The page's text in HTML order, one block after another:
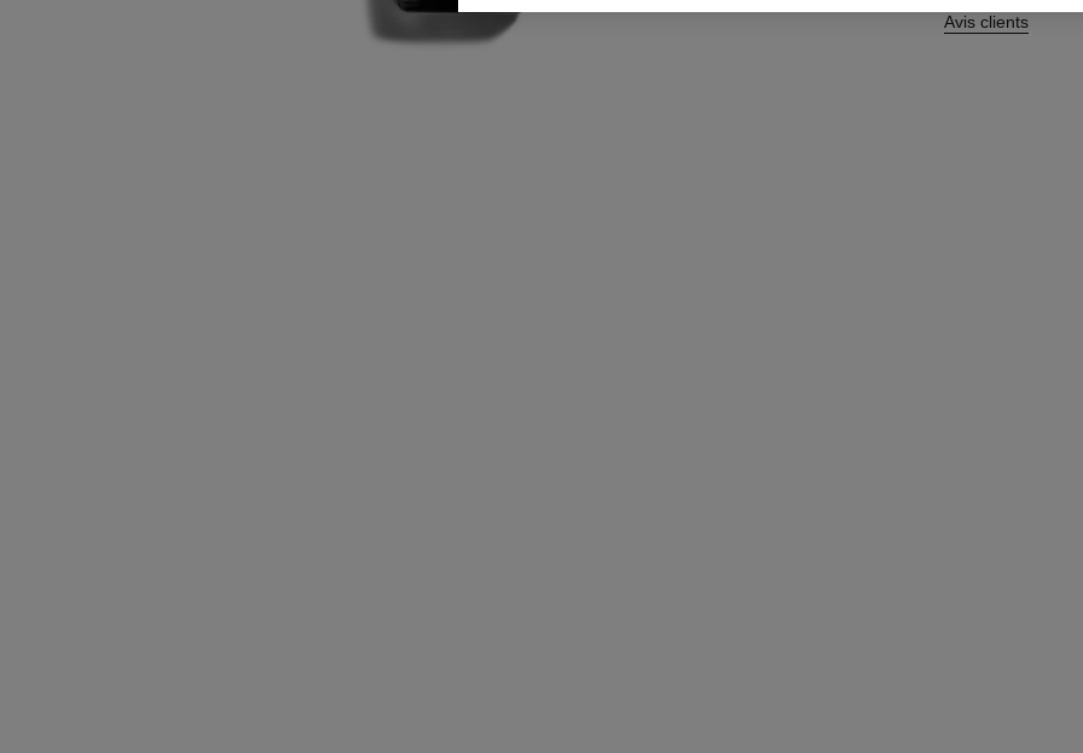
Avis clients